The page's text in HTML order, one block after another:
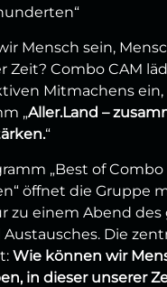
Mensch sein,
Zeit? Combo CAM
Mitmachens
„Aller.Land –
“
„Best of Combo
öffnet die Gruppe
zu einem Abend
Die
Wie können wir
in dieser unserer